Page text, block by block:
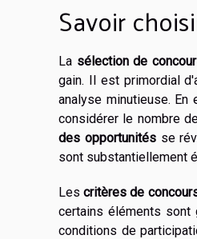
Savoir
La sélection de
gain. Il est primordial
analyse minutieuse. En
considérer le nombre
des opportunitésse
sont substantiellement
Lescritères de
certains éléments sont
conditions de